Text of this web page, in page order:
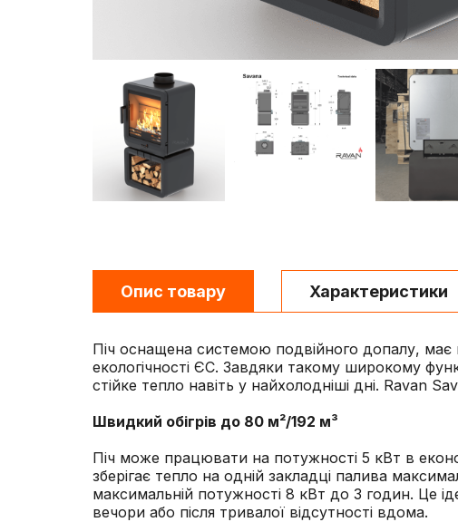
Опис товару Характеристики
Піч оснащена системою подвійного допалу, має
екологічності ЄС. Завдяки такому широкому
стійке тепло навіть у найхолодніші дні. Ravan
Швидкий обігрів до 80 м²/192 м³
Піч може працювати на потужності 5 кВт в
зберігає тепло на одній закладці палива
максимальній потужності 8 кВт до 3 годин. Це
вечори або після тривалої відсутності вдома.